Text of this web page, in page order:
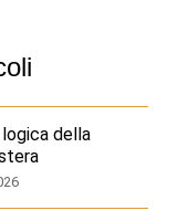
logica della